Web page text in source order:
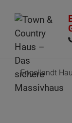
Engellandt